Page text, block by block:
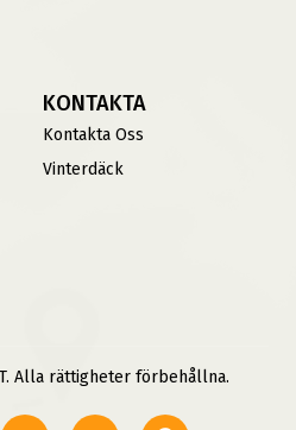
KONTAKTA
Kontakta Oss
Vinterdäck
Alla rättigheter förbehållna.